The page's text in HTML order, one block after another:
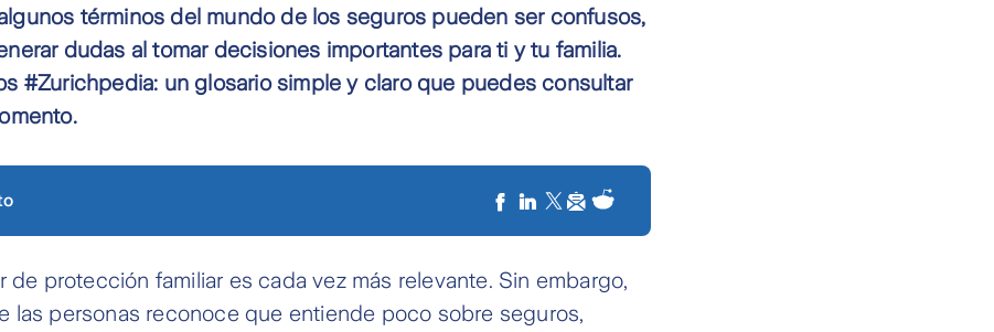
términos del mundo de los seguros pueden ser confusos,
dudas al tomar decisiones importantes para ti y tu familia.
#Zurichpedia: un glosario simple y claro que puedes consultar
de protección familiar es cada vez más relevante. Sin embargo,
las personas reconoce que entiende poco sobre seguros,